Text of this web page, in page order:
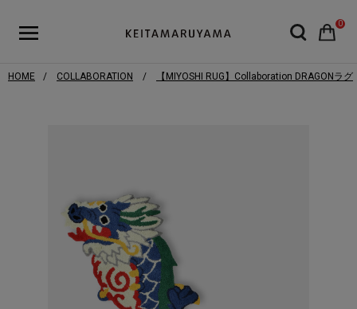
0
HOME COLLABORATION 【MIYOSHI RUG】Collaboration DRAGONラグ